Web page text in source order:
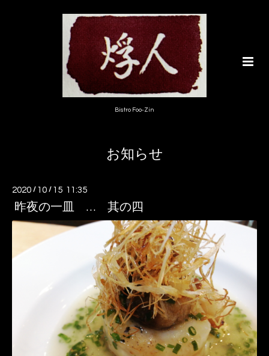
Bistro Foo-Zin
お知らせ
2020 / 10 / 15 11:35
昨夜の一皿 … 其の四